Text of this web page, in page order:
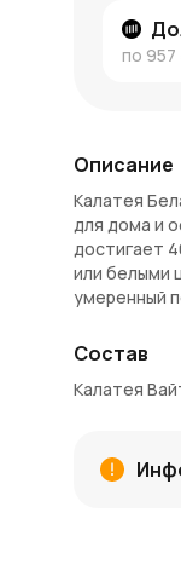
по 957
Описание
Калатея
для дома и
достигает
или белыми
умеренный
может
Состав
Калатея